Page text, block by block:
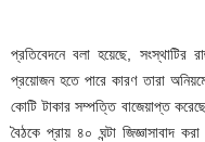
প্রতিবেদনে বলা হয়েছে,
প্রয়োজন হতে পারে কারণ তারা
কোটি টাকার সম্পত্তি বাজেয়াপ্ত
বৈঠকে প্রায় ৪০ ঘন্টা জিজ্ঞাসাবাদ